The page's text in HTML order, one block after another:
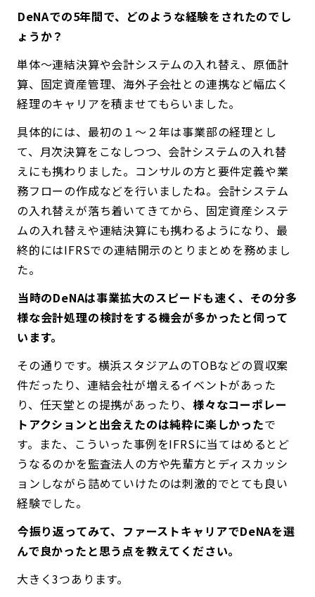
――DeNAでの5年間で、どのような経験をされたのでし
ょうか？
単体～連結決算や会計システムの入れ替え、原価計
算、固定資産管理、海外子会社との連携など幅広く
経理のキャリアを積ませてもらいました。
具体的には、最初の１～２年は事業部の経理とし
て、月次決算をこなしつつ、会計システムの入れ替
えにも携わりました。コンサルの方と要件定義や業
務フローの作成などを行いましたね。会計システム
の入れ替えが落ち着いてきてから、固定資産システ
ムの入れ替えや連結決算にも携わるようになり、最
終的にはIFRSでの連結開示のとりまとめを務めまし
た。
――当時のDeNAは事業拡大のスピードも速く、その分多
様な会計処理の検討をする機会が多かったと伺って
います。
その通りです。横浜スタジアムのTOBなどの買収案
件だったり、連結会社が増えるイベントがあった
り、任天堂との提携があったり、 様々なコーポレー
トアクションと出会えたのは純粋に楽しかったで
す。また、こういった事例をIFRSに当てはめるとど
うなるのかを監査法人の方や先輩方とディスカッシ
ョンしながら詰めていけたのは刺激的でとても良い
経験でした。
――今振り返ってみて、ファーストキャリアでDeNAを選
んで良かったと思う点を教えてください。
大きく3つあります。